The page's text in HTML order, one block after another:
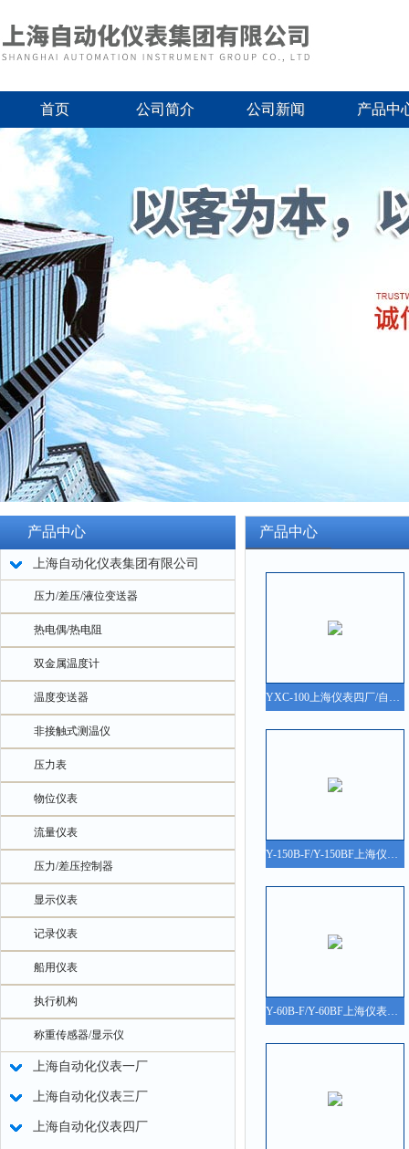
首页 公司简介 公司新闻 产品中
产品中心
上海自动化仪表集团有限公司
压力/差压/液位变送器
热电偶/热电阻
双金属温度计
温度变送器
非接触式测温仪
压力表
物位仪表
流量仪表
压力/差压控制器
显示仪表
记录仪表
船用仪表
执行机构
称重传感器/显示仪
上海自动化仪表一厂
上海自动化仪表三厂
上海自动化仪表四厂
产品中心
YXC-100上海仪表四厂/自仪四厂/白云牌YXC-100磁助电接点压力表说明书、参数、价格、图片
Y-150B-F/Y-150BF上海仪表四厂/自仪四厂/白云牌Y-150B-F/Y-150BF 不锈钢压力表说明书、参数、价格
Y-60B-F/Y-60BF上海仪表四厂/自仪四厂/白云牌Y-60B-F/Y-60BF不锈钢压力表说明书、参数、价格